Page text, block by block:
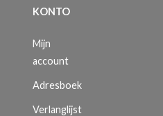
KONTO
Mijn
account
Adresboek
Verlanglijst